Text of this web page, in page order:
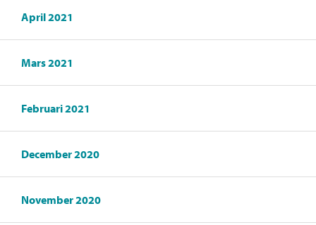
April 2021
Mars 2021
Februari 2021
December 2020
November 2020